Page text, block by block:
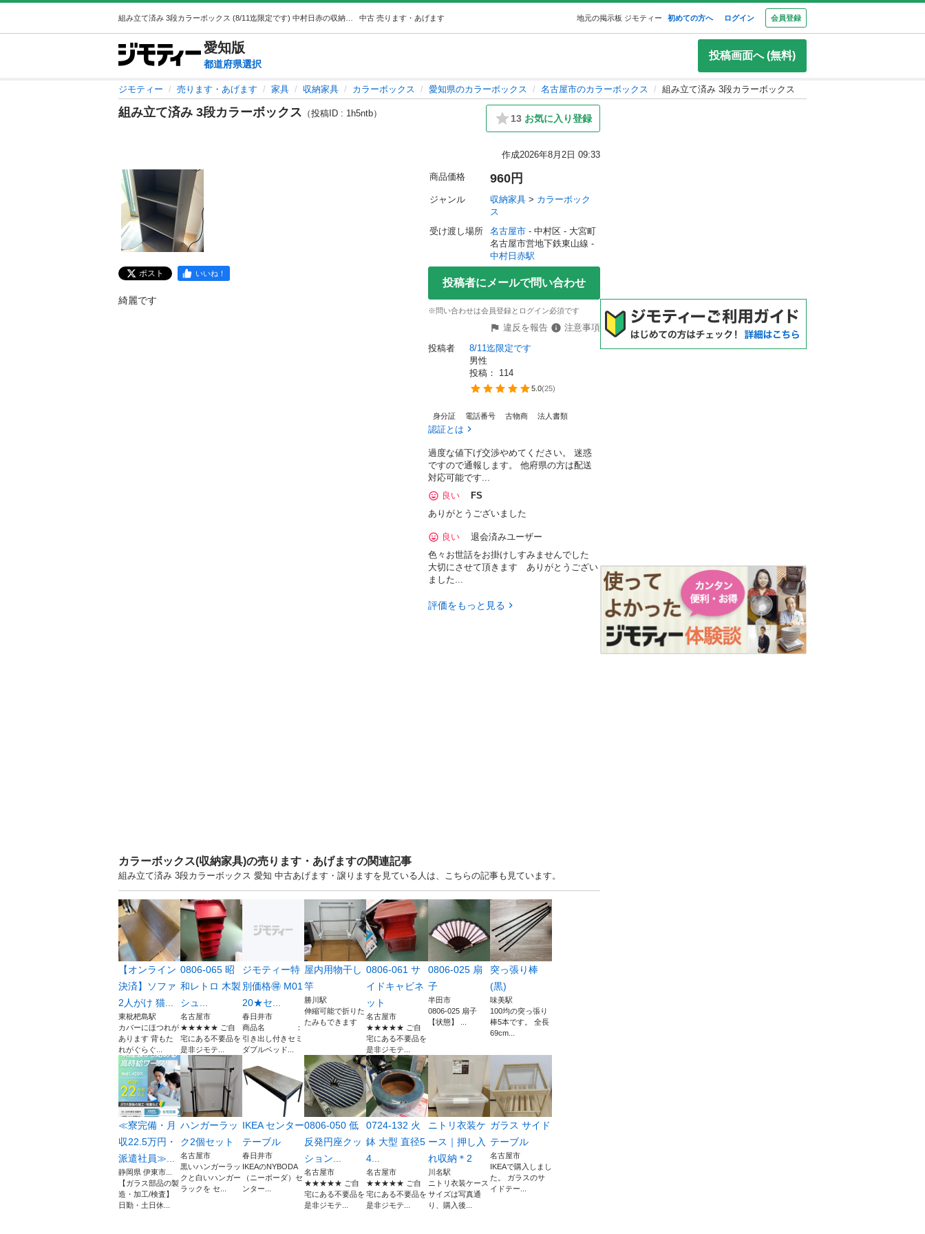
中古 売ります・あげます 地元の掲示板 ジモティー 初めての方へ ログイン 会員登録
愛知版
都道府県選択
投稿画面へ (無料)
ジモティー 売ります・あげます 家具 収納家具 カラーボックス 愛知県のカラーボックス 名古屋市のカラーボックス 組み立て済み 3段カラーボックス
組み立て済み 3段カラーボックス （投稿ID : 1h5ntb） 13 お気に入り登録
作成2026年8月2日 09:33
ポスト いいね！
綺麗です
商品価格 960円
ジャンル 収納家具 > カラーボック
ス
受け渡し場所
名古屋市 - 中村区 - 大宮町
中村日赤駅
投稿者にメールで問い合わせ
※問い合わせは会員登録とログイン必須です
違反を報告
注意事項
投稿者
8/11迄限定です
男性
投稿： 114
5.0(25)
身分証 電話番号 古物商 法人書類
認証とは
過度な値下げ交渉やめてください。 迷惑
ですので通報します。 他府県の方は配送
対応可能です...
良い
FS
ありがとうございました
良い
退会済みユーザー
色々お世話をお掛けしすみませんでした
大切にさせて頂きます ありがとうござい
ました...
評価をもっと見る
カラーボックス(収納家具)の売ります・あげますの関連記事
組み立て済み 3段カラーボックス 愛知 中古あげます・譲りますを見ている人は、こちらの記事も見ています。
【オンライン
決済】ソファ
2人がけ 猫...
東枇杷島駅
カバーにほつれが
あります 背もた
れがぐらぐ...
0806-065 昭
和レトロ 木製
シュ...
名古屋市
★★★★★ ご自
宅にある不要品を
是非ジモテ...
ジモティー特
別価格🉐 M01
20★セ...
春日井市
商品名 ：
引き出し付きセミ
ダブルベッド...
屋内用物干し
竿
勝川駅
伸縮可能で折りた
たみもできます
0806-061 サ
イドキャビネ
ット
名古屋市
★★★★★ ご自
宅にある不要品を
是非ジモテ...
0806-025 扇
子
半田市
0806-025 扇子
【状態】 ...
突っ張り棒
(黒)
味美駅
100均の突っ張り
棒5本です。 全長
69cm...
≪寮完備・月
収22.5万円・
派遣社員≫...
静岡県 伊東市...
【ガラス部品の製
造・加工/検査】
日勤・土日休...
ハンガーラッ
ク2個セット
名古屋市
黒いハンガーラッ
クと白いハンガー
ラックを セ...
IKEA センター
テーブル
春日井市
IKEAのNYBODA
（ニーボーダ）セ
ンター...
0806-050 低
反発円座クッ
ション...
名古屋市
★★★★★ ご自
宅にある不要品を
是非ジモテ...
0724-132 火
鉢 大型 直径5
4...
名古屋市
★★★★★ ご自
宅にある不要品を
是非ジモテ...
ニトリ衣装ケ
ース｜押し入
れ収納＊2
川名駅
ニトリ衣装ケース
サイズは写真通
り、購入後...
ガラス サイド
テーブル
名古屋市
IKEAで購入しまし
た。 ガラスのサ
イドテー...